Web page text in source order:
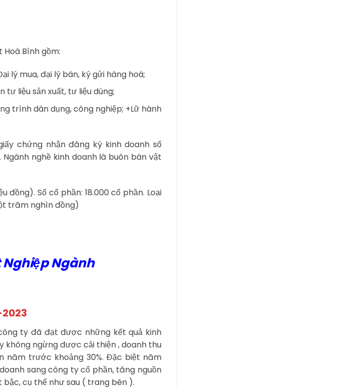
Bình gồm:
lý mua, đại lý bán, ký gửi hàng hoá;
liệu sản xuất, tư liệu dùng;
trình dân dụng, công nghiệp; +Lữ hành
chứng nhận đăng ký kinh doanh số
nghề kinh doanh là buôn bán vật
Số cổ phần: 18.000 cổ phần. Loại
trăm nghìn đồng)
Nghiệp Ngành
ty đã đạt được những kết quả kinh
không ngừng được cải thiện , doanh thu
năm trước khoảng 30%. Đặc biệt năm
sang công ty cổ phần, tăng nguồn
cụ thể như sau ( trang bên ).